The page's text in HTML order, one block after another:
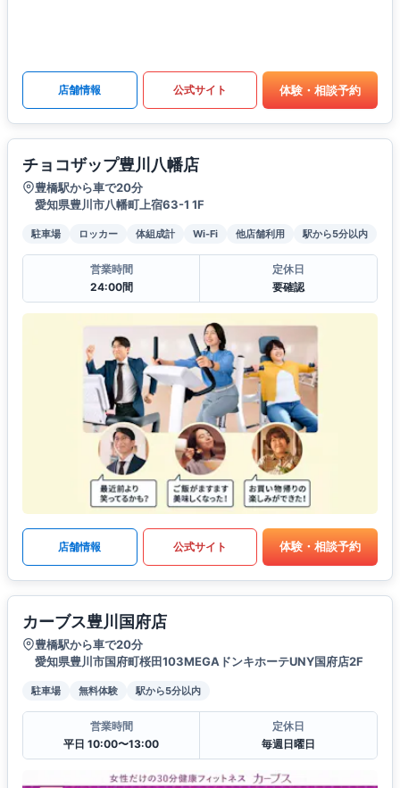
店舗情報 公式サイト 体験・相談予約
チョコザップ豊川八幡店
豊橋駅から車で20分
愛知県豊川市八幡町上宿63-1 1F
駐車場 ロッカー 体組成計 Wi-Fi 他店舗利用 駅から5分以内
営業時間
24:00間
定休日
要確認
店舗情報 公式サイト 体験・相談予約
カーブス豊川国府店
豊橋駅から車で20分
愛知県豊川市国府町桜田103MEGAドンキホーテUNY国府店2F
駐車場 無料体験 駅から5分以内
営業時間
平日 10:00〜13:00
定休日
毎週日曜日